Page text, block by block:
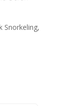
Snorkeling,